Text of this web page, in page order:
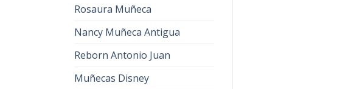
Rosaura Muñeca
Nancy Muñeca Antigua
Reborn Antonio Juan
Muñecas Disney